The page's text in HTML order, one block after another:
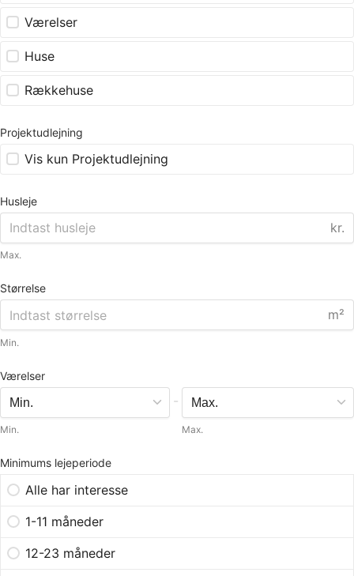
Værelser
Huse
Rækkehuse
Projektudlejning
Vis kun Projektudlejning
Husleje
kr.
Max.
Størrelse
m²
Min.
Værelser
Min.
-
Max.
Minimums lejeperiode
Alle har interesse
1-11 måneder
12-23 måneder